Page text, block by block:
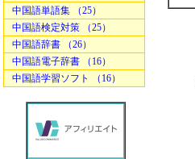
中国語単語集 （25）
中国語検定対策 （25）
中国語辞書 （26）
中国語電子辞書 （16）
中国語学習ソフト （16）